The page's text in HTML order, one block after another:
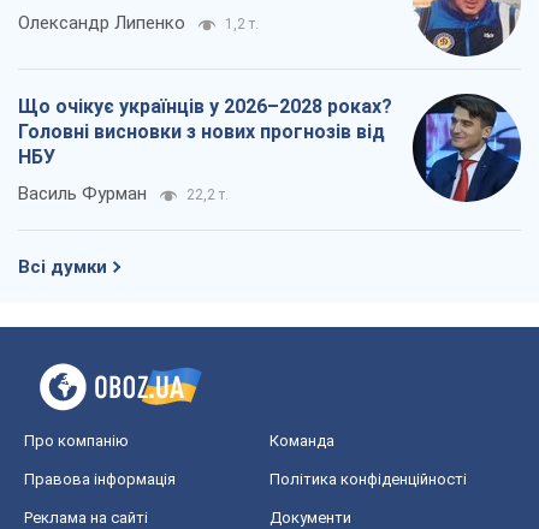
Олександр Липенко 1,2 т.
Що очікує українців у 2026–2028 роках?
Головні висновки з нових прогнозів від
НБУ
Василь Фурман 22,2 т.
Всі думки
Про компанію Команда
Правова інформація Політика конфіденційності
Реклама на сайті Документи